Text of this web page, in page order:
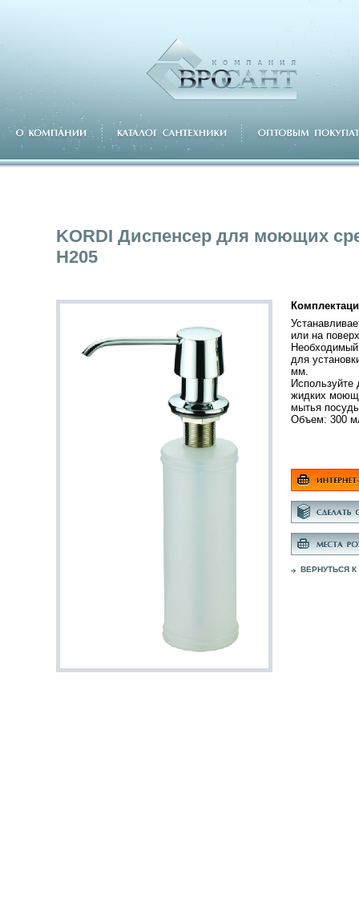
KORDI Диспенсер для моющих
H205
или на
для
мм.
Используйте
жидких
мытья
Объем: 300
ВЕРНУТЬСЯ К